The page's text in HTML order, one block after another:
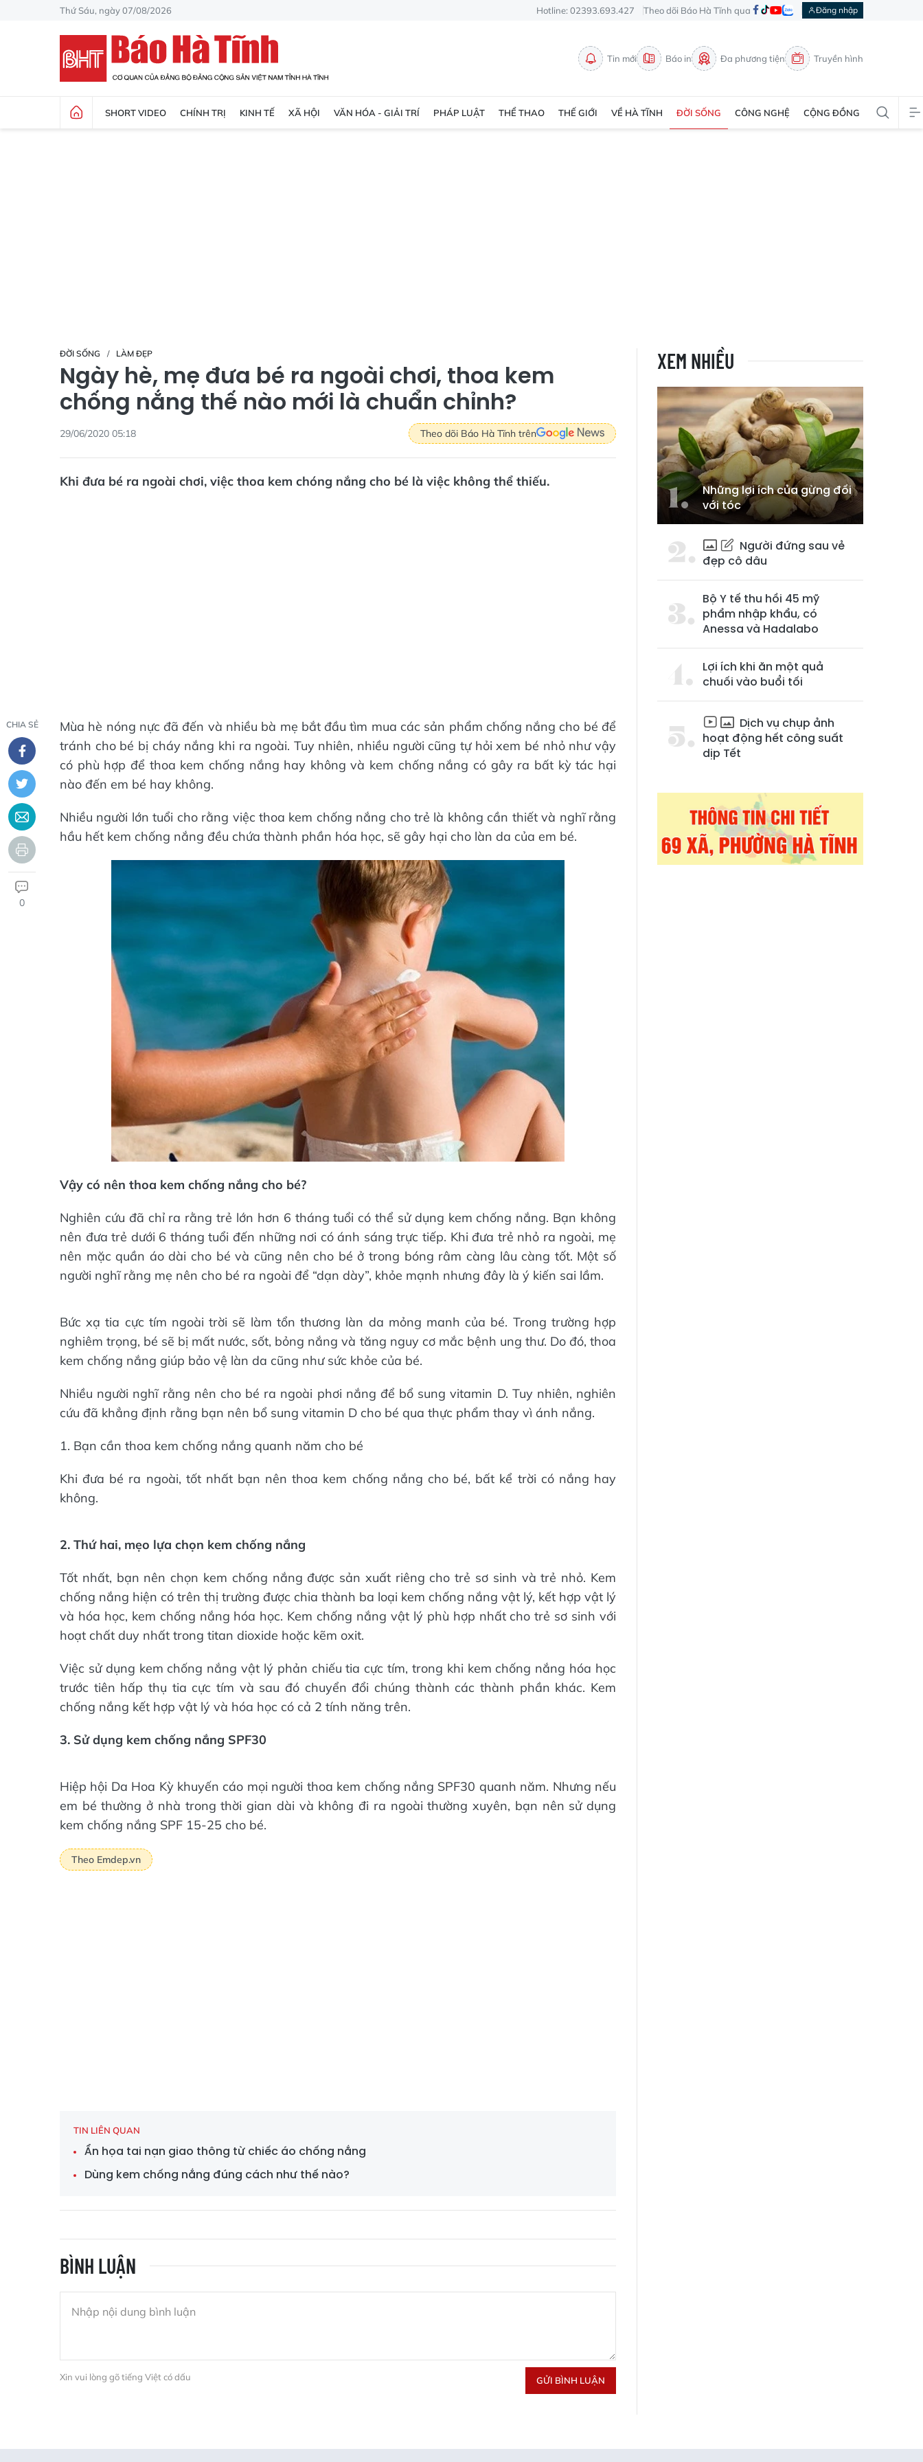
Thứ Sáu, ngày 07/08/2026 Hotline: 02393.693.427 Theo dõi Báo Hà Tĩnh qua Đăng nhập
Tin mới Báo in Đa phương tiện Truyền hình
SHORT VIDEO CHÍNH TRỊ KINH TẾ XÃ HỘI VĂN HÓA - GIẢI TRÍ PHÁP LUẬT THỂ THAO THẾ GIỚI VỀ HÀ TĨNH ĐỜI SỐNG CÔNG NGHỆ CỘNG ĐỒNG
ĐỜI SỐNG LÀM ĐẸP
Ngày hè, mẹ đưa bé ra ngoài chơi, thoa kem
chống nắng thế nào mới là chuẩn chỉnh?
29/06/2020 05:18 Theo dõi Báo Hà Tĩnh trên
Khi đưa bé ra ngoài chơi, việc thoa kem chóng nắng cho bé là việc không thể thiếu.
CHIA SẺ
0
Mùa hè nóng nực đã đến và nhiều bà mẹ bắt đầu tìm mua các sản phẩm chống nắng cho bé để
tránh cho bé bị cháy nắng khi ra ngoài. Tuy nhiên, nhiều người cũng tự hỏi xem bé nhỏ như vậy
có phù hợp để thoa kem chống nắng hay không và kem chống nắng có gây ra bất kỳ tác hại
nào đến em bé hay không.
Nhiều người lớn tuổi cho rằng việc thoa kem chống nắng cho trẻ là không cần thiết và nghĩ rằng
hầu hết kem chống nắng đều chứa thành phần hóa học, sẽ gây hại cho làn da của em bé.
Vậy có nên thoa kem chống nắng cho bé?
Nghiên cứu đã chỉ ra rằng trẻ lớn hơn 6 tháng tuổi có thể sử dụng kem chống nắng. Bạn không
nên đưa trẻ dưới 6 tháng tuổi đến những nơi có ánh sáng trực tiếp. Khi đưa trẻ nhỏ ra ngoài, mẹ
nên mặc quần áo dài cho bé và cũng nên cho bé ở trong bóng râm càng lâu càng tốt. Một số
người nghĩ rằng mẹ nên cho bé ra ngoài để “dạn dày”, khỏe mạnh nhưng đây là ý kiến sai lầm.
Bức xạ tia cực tím ngoài trời sẽ làm tổn thương làn da mỏng manh của bé. Trong trường hợp
nghiêm trọng, bé sẽ bị mất nước, sốt, bỏng nắng và tăng nguy cơ mắc bệnh ung thư. Do đó, thoa
kem chống nắng giúp bảo vệ làn da cũng như sức khỏe của bé.
Nhiều người nghĩ rằng nên cho bé ra ngoài phơi nắng để bổ sung vitamin D. Tuy nhiên, nghiên
cứu đã khẳng định rằng bạn nên bổ sung vitamin D cho bé qua thực phẩm thay vì ánh nắng.
1. Bạn cần thoa kem chống nắng quanh năm cho bé
Khi đưa bé ra ngoài, tốt nhất bạn nên thoa kem chống nắng cho bé, bất kể trời có nắng hay
không.
2. Thứ hai, mẹo lựa chọn kem chống nắng
Tốt nhất, bạn nên chọn kem chống nắng được sản xuất riêng cho trẻ sơ sinh và trẻ nhỏ. Kem
chống nắng hiện có trên thị trường được chia thành ba loại kem chống nắng vật lý, kết hợp vật lý
và hóa học, kem chống nắng hóa học. Kem chống nắng vật lý phù hợp nhất cho trẻ sơ sinh với
hoạt chất duy nhất trong titan dioxide hoặc kẽm oxit.
Việc sử dụng kem chống nắng vật lý phản chiếu tia cực tím, trong khi kem chống nắng hóa học
trước tiên hấp thụ tia cực tím và sau đó chuyển đổi chúng thành các thành phần khác. Kem
chống nắng kết hợp vật lý và hóa học có cả 2 tính năng trên.
3. Sử dụng kem chống nắng SPF30
Hiệp hội Da Hoa Kỳ khuyến cáo mọi người thoa kem chống nắng SPF30 quanh năm. Nhưng nếu
em bé thường ở nhà trong thời gian dài và không đi ra ngoài thường xuyên, bạn nên sử dụng
kem chống nắng SPF 15-25 cho bé.
Theo Emdep.vn
TIN LIÊN QUAN
Ẩn họa tai nạn giao thông từ chiếc áo chống nắng
Dùng kem chống nắng đúng cách như thế nào?
BÌNH LUẬN
Xin vui lòng gõ tiếng Việt có dấu GỬI BÌNH LUẬN
XEM NHIỀU
Những lợi ích của gừng đối
với tóc
Người đứng sau vẻ
đẹp cô dâu
Bộ Y tế thu hồi 45 mỹ
phẩm nhập khẩu, có
Anessa và Hadalabo
Lợi ích khi ăn một quả
chuối vào buổi tối
Dịch vụ chụp ảnh
hoạt động hết công suất
dịp Tết